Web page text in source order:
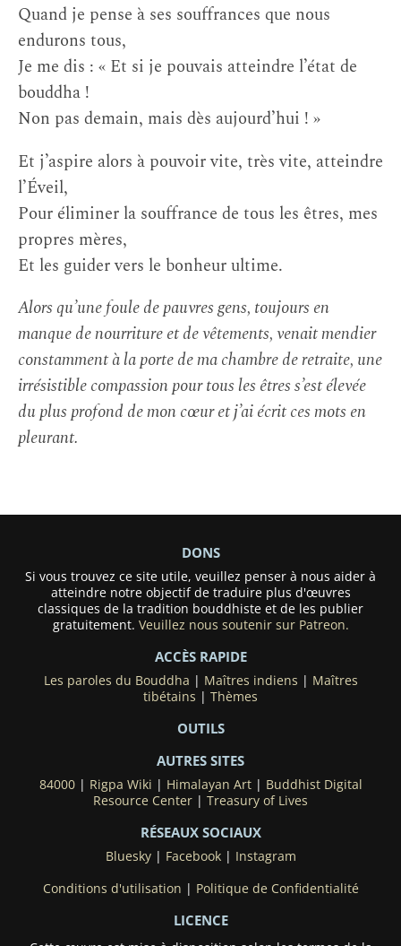
Quand je pense à ses souffrances que nous
endurons tous,
Je me dis : « Et si je pouvais atteindre l’état de
bouddha !
Non pas demain, mais dès aujourd’hui ! »
Et j’aspire alors à pouvoir vite, très vite, atteindre
l’Éveil,
Pour éliminer la souffrance de tous les êtres, mes
propres mères,
Et les guider vers le bonheur ultime.
Alors qu’une foule de pauvres gens, toujours en
manque de nourriture et de vêtements, venait mendier
constamment à la porte de ma chambre de retraite, une
irrésistible compassion pour tous les êtres s’est élevée
du plus profond de mon cœur et j’ai écrit ces mots en
pleurant.
DONS
Si vous trouvez ce site utile, veuillez penser à nous aider à
atteindre notre objectif de traduire plus d'œuvres
classiques de la tradition bouddhiste et de les publier
gratuitement. Veuillez nous soutenir sur Patreon.
ACCÈS RAPIDE
Les paroles du Bouddha | Maîtres indiens | Maîtres
tibétains | Thèmes
OUTILS
AUTRES SITES
84000| Rigpa Wiki | Himalayan Art| Buddhist Digital
Resource Center | Treasury of Lives
RÉSEAUX SOCIAUX
Bluesky| Facebook| Instagram
Conditions d'utilisation | Politique de Confidentialité
LICENCE